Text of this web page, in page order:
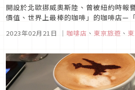
開設於北歐挪威奧斯陸、曾被紐約時報
價值、世界上最棒的咖啡」的咖啡店—
谷代代木地區的巷內，除了專業的咖啡
2023年02月21日 ｜ 咖啡店 、 東京旅遊 、